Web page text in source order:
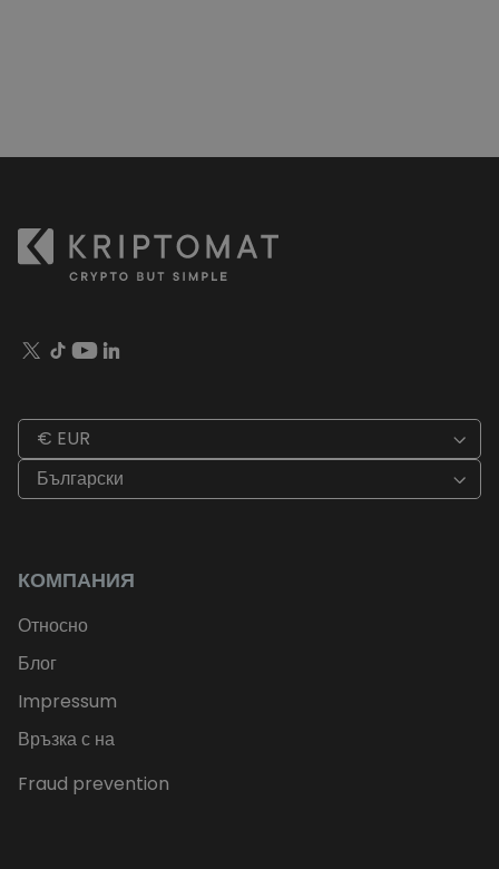
€ EUR
Български
КОМПАНИЯ
Относно
Блог
Impressum
Връзка с на
Fraud prevention